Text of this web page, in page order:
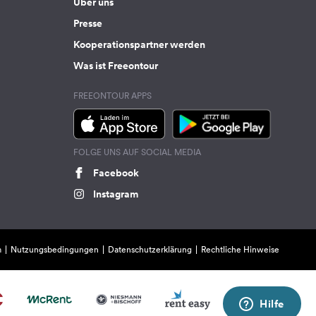
Presse
Kooperationspartner werden
Was ist Freeontour
FREEONTOUR APPS
FOLGE UNS AUF SOCIAL MEDIA
Facebook
Instagram
Nutzungsbedingungen Datenschutzerklärung Rechtliche Hinweise
Hilfe